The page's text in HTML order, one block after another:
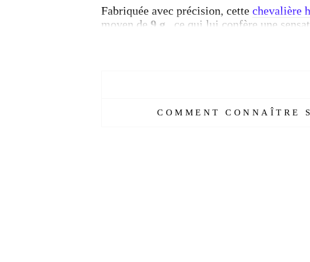
Fabriquée avec précision, cette chevalière
moyen de 9 g , ce qui lui confère une
Que vous soyez fier de votre service
de mode unique qui complétera votre
Ajoutez cette superbechevaliere
COMMENT